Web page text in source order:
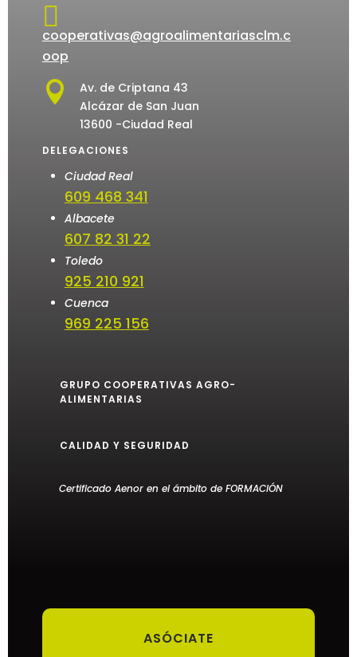

cooperativas@agroalimentariasclm.c
oop

Av. de Criptana 43
Alcázar de San Juan
13600 -Ciudad Real
DELEGACIONES
Ciudad Real
609 468 341
Albacete
607 82 31 22
Toledo
925 210 921
Cuenca
969 225 156
GRUPO COOPERATIVAS AGRO-
ALIMENTARIAS
CALIDAD Y SEGURIDAD
Certificado Aenor en el ámbito de FORMACIÓN
ASÓCIATE